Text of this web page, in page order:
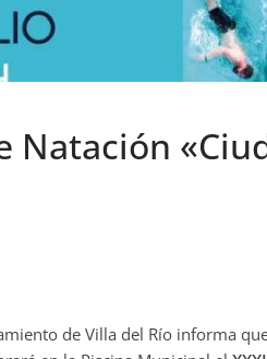
Natación
de Villa del Río informa